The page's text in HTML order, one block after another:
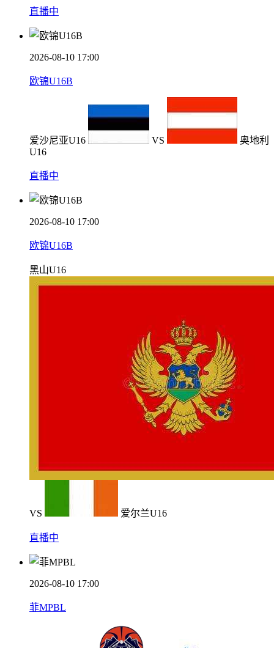
直播中
2026-08-10 17:00
欧锦U16B
爱沙尼亚U16 VS
奥地利
U16
直播中
2026-08-10 17:00
欧锦U16B
黑山U16
VS 爱尔兰U16
直播中
2026-08-10 17:00
菲MPBL